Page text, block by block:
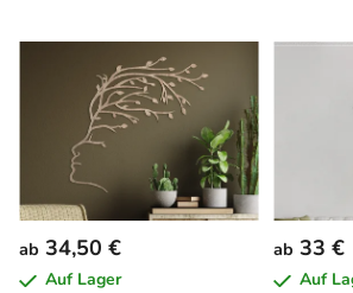
ab 34,50 €
Auf Lager
ab 33 €
Auf